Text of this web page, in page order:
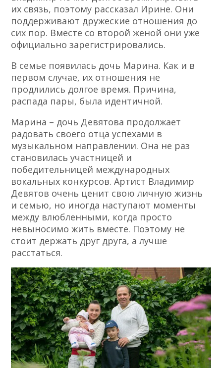
их связь, поэтому рассказал Ирине. Они
поддерживают дружеские отношения до
сих пор. Вместе со второй женой они уже
официально зарегистрировались.
В семье появилась дочь Марина. Как и в
первом случае, их отношения не
продлились долгое время. Причина,
распада пары, была идентичной.
Марина – дочь Девятова продолжает
радовать своего отца успехами в
музыкальном направлении. Она не раз
становилась участницей и
победительницей международных
вокальных конкурсов. Артист Владимир
Девятов очень ценит свою личную жизнь
и семью, но иногда наступают моменты
между влюбленными, когда просто
невыносимо жить вместе. Поэтому не
стоит держать друг друга, а лучше
расстаться.